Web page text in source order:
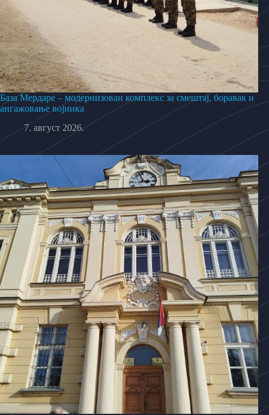
База Мердаре – модернизован комплекс за смештај, боравак и
ангажовање војника
7. август 2026.